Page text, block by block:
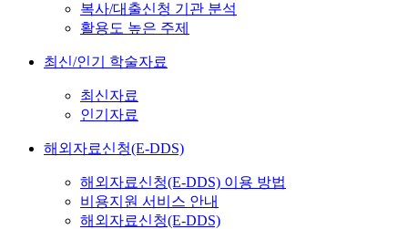
복사/대출신청 기관 분석
활용도 높은 주제
최신/인기 학술자료
최신자료
인기자료
해외자료신청(E-DDS)
해외자료신청(E-DDS) 이용 방법
비용지원 서비스 안내
해외자료신청(E-DDS)